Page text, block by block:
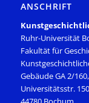
ANSCHRIFT
Ruhr-Universität
Fakultät für
Gebäude GA 2/
Universitätsstr. 150